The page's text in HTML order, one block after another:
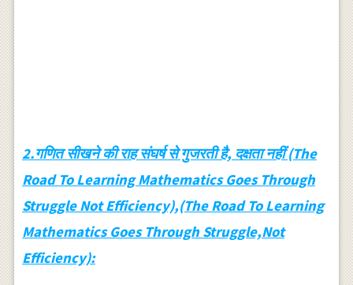
2.गणित सीखने की राह संघर्ष से गुजरती है, दक्षता नहीं (The
Road To Learning Mathematics Goes Through
Struggle Not Efficiency),(The Road To Learning
Mathematics Goes Through Struggle,Not
Efficiency):